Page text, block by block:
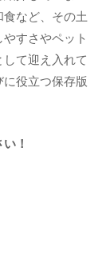
など、その土
すさやペット
て迎え入れて
役立つ保存版
！